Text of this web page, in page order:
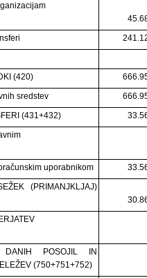
(420)
sredstev
(431+432)
uporabnikom
(PRIMANJKLJAJ)
DANIH POSOJIL IN
(750+751+752)